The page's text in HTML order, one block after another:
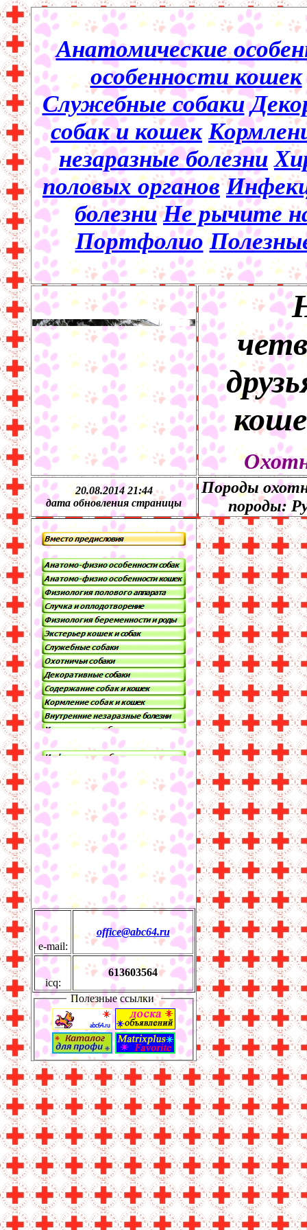
Анатомические
особенности кошек
Служебные собаки
собак и кошек
незаразные болезни
половых органов
болезни Не рычите
Портфолио
20.08.2014 21:44
дата обновления страницы
Породы
породы:
e-mail:
office@abc64.ru
icq:
613603564
Полезные ссылки